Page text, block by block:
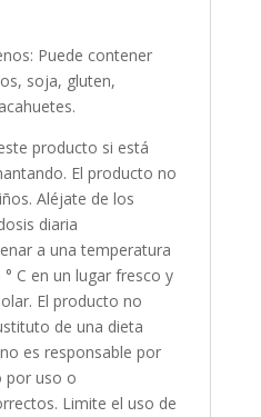
Puede contener
soja, gluten,
producto si está
El producto no
Aléjate de los
diaria
a una temperatura
C en un lugar fresco y
El producto no
de una dieta
es responsable por
por uso o
Limite el uso de